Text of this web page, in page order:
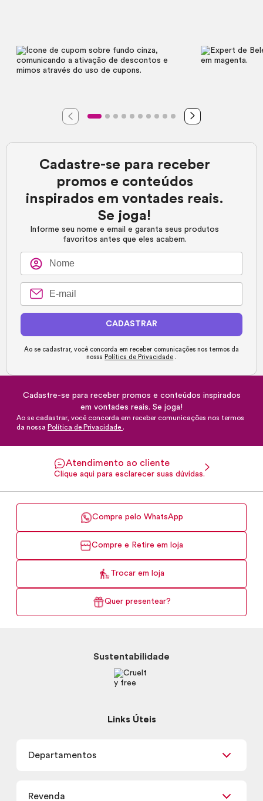
Cadastre-se para receber
promos e conteúdos
inspirados em vontades reais.
Se joga!
Informe seu nome e email e garanta seus produtos
favoritos antes que eles acabem.
CADASTRAR
Ao se cadastrar, você concorda em receber comunicações nos termos da
nossa Política de Privacidade .
Cadastre-se para receber promos e conteúdos inspirados
em vontades reais. Se joga!
Ao se cadastrar, você concorda em receber comunicações nos termos
da nossa Política de Privacidade .
Atendimento ao cliente
Clique aqui para esclarecer suas dúvidas.
Compre pelo WhatsApp
Compre e Retire em loja
Trocar em loja
Quer presentear?
Sustentabilidade
Links Úteis
Departamentos
Skincare
Revenda